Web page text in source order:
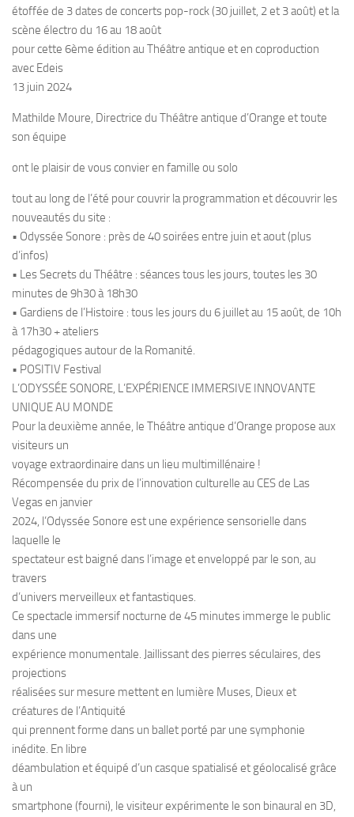
étoffée de 3 dates de concerts pop-rock (30 juillet, 2 et 3 août) et la
scène électro du 16 au 18 août
pour cette 6ème édition au Théâtre antique et en coproduction
avec Edeis
13 juin 2024
Mathilde Moure, Directrice du Théâtre antique d’Orange et toute
son équipe
ont le plaisir de vous convier en famille ou solo
tout au long de l’été pour couvrir la programmation et découvrir les
nouveautés du site :
• Odyssée Sonore : près de 40 soirées entre juin et aout (plus
d’infos)
• Les Secrets du Théâtre : séances tous les jours, toutes les 30
minutes de 9h30 à 18h30
• Gardiens de l’Histoire : tous les jours du 6 juillet au 15 août, de 10h
à 17h30 + ateliers
pédagogiques autour de la Romanité.
• POSITIV Festival
L’ODYSSÉE SONORE, L’EXPÉRIENCE IMMERSIVE INNOVANTE
UNIQUE AU MONDE
Pour la deuxième année, le Théâtre antique d’Orange propose aux
visiteurs un
voyage extraordinaire dans un lieu multimillénaire !
Récompensée du prix de l’innovation culturelle au CES de Las
Vegas en janvier
2024, l’Odyssée Sonore est une expérience sensorielle dans
laquelle le
spectateur est baigné dans l’image et enveloppé par le son, au
travers
d’univers merveilleux et fantastiques.
Ce spectacle immersif nocturne de 45 minutes immerge le public
dans une
expérience monumentale. Jaillissant des pierres séculaires, des
projections
réalisées sur mesure mettent en lumière Muses, Dieux et
créatures de l’Antiquité
qui prennent forme dans un ballet porté par une symphonie
inédite. En libre
déambulation et équipé d’un casque spatialisé et géolocalisé grâce
à un
smartphone (fourni), le visiteur expérimente le son binaural en 3D,